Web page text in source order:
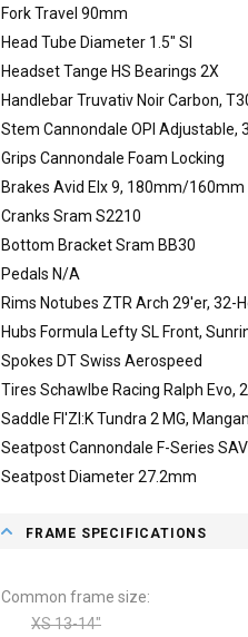
Fork Travel 90mm
Head Tube Diameter 1.5" SI
Headset Tange HS Bearings 2X
Handlebar Truvativ Noir Carbon,
Stem Cannondale OPI Adjustable,
Grips Cannondale Foam Locking
Brakes Avid Elx 9, 180mm/160mm
Cranks Sram S2210
Bottom Bracket Sram BB30
Pedals N/A
Rims Notubes ZTR Arch 29'er, 32-
Hubs Formula Lefty SL Front,
Spokes DT Swiss Aerospeed
Tires Schawlbe Racing Ralph Evo,
Saddle FI'ZI:K Tundra 2 MG,
Seatpost Cannondale F-Series
Seatpost Diameter 27.2mm
FRAME SPECIFICATIONS
Common frame size
XS 13-14"